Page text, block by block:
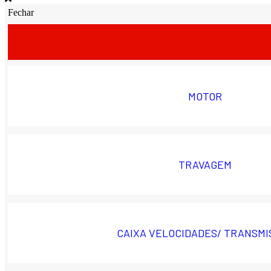
Fechar
MOTOR
TRAVAGEM
CAIXA VELOCIDADES/